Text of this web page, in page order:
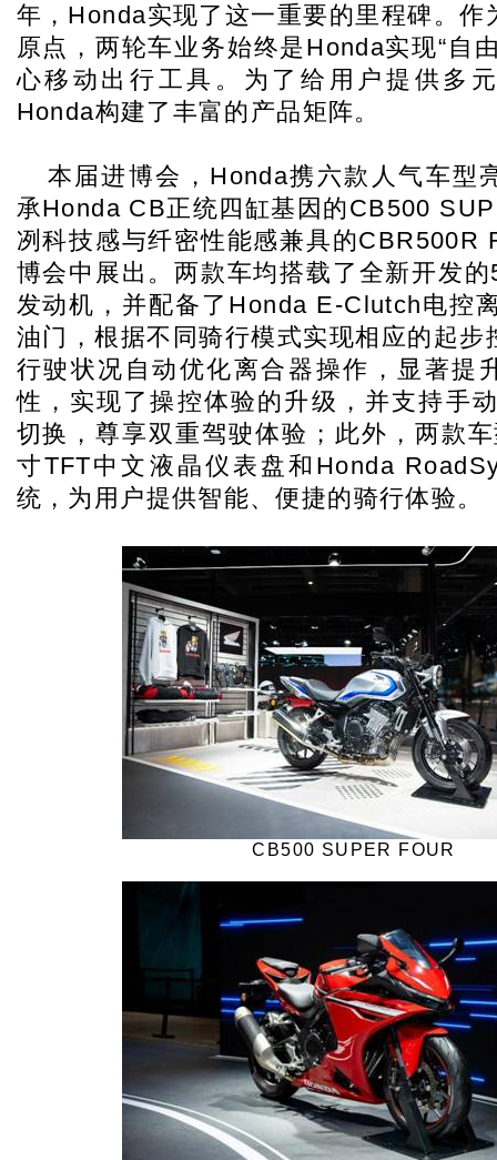
年，Honda实现了这一重要的里程碑。作
原点，两轮车业务始终是Honda实现“自
心移动出行工具。为了给用户提供多
Honda构建了丰富的产品矩阵。
本届进博会，Honda携六款人气车型
承Honda CB正统四缸基因的CB500
冽科技感与纤密性能感兼具的CBR500R
博会中展出。两款车均搭载了全新开发
发动机，并配备了Honda E-Clutch电控
油门，根据不同骑行模式实现相应的起步
行驶状况自动优化离合器操作，显著提
性，实现了操控体验的升级，并支持手
切换，尊享双重驾驶体验；此外，两款
寸TFT中文液晶仪表盘和Honda
统，为用户提供智能、便捷的骑行体验。
CB500 SUPER FOUR